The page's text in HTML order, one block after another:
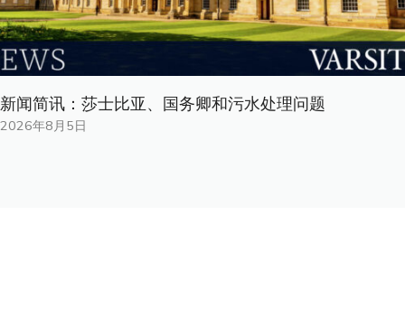
新闻简讯：莎士比亚、国务卿和污水处理问题
2026年8月5日